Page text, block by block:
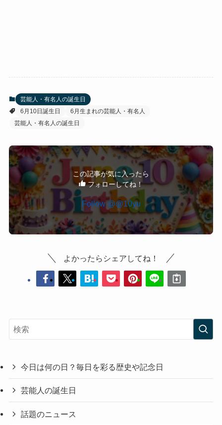
芸能人・有名人の誕生日
6月10日誕生日
6月生まれの芸能人・有名人
芸能人・有名人の誕生日
この記事が気に入ったら
フォローしてね！
Follow @@10yu
よかったらシェアしてね！
今日は何の日？毎日を彩る歴史や記念日
芸能人の誕生日
話題のニュース